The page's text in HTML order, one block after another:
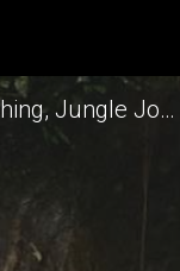
Minca Tours, Bird Watching, Jungle Joe Minca